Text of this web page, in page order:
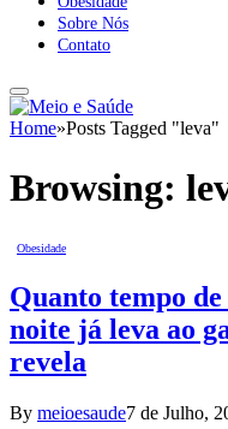
Sobre Nós
Contato
Home»Posts Tagged "leva"
Browsing:
Obesidade
Quanto tempo
noite já leva ao
revela
By meioesaude7 de Julho,